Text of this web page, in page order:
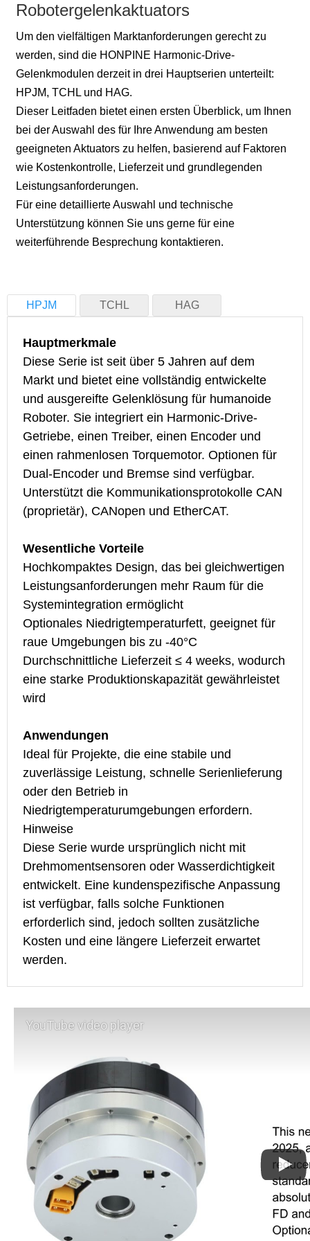
Robotergelenkaktuators
Um den vielfältigen Marktanforderungen gerecht zu
werden, sind die HONPINE Harmonic-Drive-
Gelenkmodulen derzeit in drei Hauptserien unterteilt:
HPJM, TCHL und HAG.
Dieser Leitfaden bietet einen ersten Überblick, um Ihnen
bei der Auswahl des für Ihre Anwendung am besten
geeigneten Aktuators zu helfen, basierend auf Faktoren
wie Kostenkontrolle, Lieferzeit und grundlegenden
Leistungsanforderungen.
Für eine detaillierte Auswahl und technische
Unterstützung können Sie uns gerne für eine
weiterführende Besprechung kontaktieren.
HPJM TCHL HAG
Hauptmerkmale
Diese Serie ist seit über 5 Jahren auf dem
Markt und bietet eine vollständig entwickelte
und ausgereifte Gelenklösung für humanoide
Roboter. Sie integriert ein Harmonic-Drive-
Getriebe, einen Treiber, einen Encoder und
einen rahmenlosen Torquemotor. Optionen für
Dual-Encoder und Bremse sind verfügbar.
Unterstützt die Kommunikationsprotokolle CAN
(proprietär), CANopen und EtherCAT.
Wesentliche Vorteile
Hochkompaktes Design, das bei gleichwertigen
Leistungsanforderungen mehr Raum für die
Systemintegration ermöglicht
Optionales Niedrigtemperaturfett, geeignet für
raue Umgebungen bis zu -40°C
Durchschnittliche Lieferzeit ≤ 4 weeks, wodurch
eine starke Produktionskapazität gewährleistet
wird
Anwendungen
Ideal für Projekte, die eine stabile und
zuverlässige Leistung, schnelle Serienlieferung
oder den Betrieb in
Niedrigtemperaturumgebungen erfordern.
Hinweise
Diese Serie wurde ursprünglich nicht mit
Drehmomentsensoren oder Wasserdichtigkeit
entwickelt. Eine kundenspezifische Anpassung
ist verfügbar, falls solche Funktionen
erforderlich sind, jedoch sollten zusätzliche
Kosten und eine längere Lieferzeit erwartet
werden.
Diese neue Serie, die Ende 2025 auf den Markt
kommen soll, verwendet ein selbst entwickeltes
Harmonic-Drive-Getriebe und ermöglicht dadurch
eine bessere Kostenkontrolle. Standardmäßig ist
sie mit Dual-Encodern (Single-Turn-Absolutwert,
23-bit Auflösung) ausgestattet und unterstützt die
Kommunikationsprotokolle CAN FD und
EtherCAT. Zu den optionalen Funktionen gehören
eine Bremse und ein Drehmomentsensor. Der
integrierte Anschlusskabelbaum unterstützt die
Kaskadierung von Modulen.
Wesentliche Vorteile
Deutlicher Kostenvorteil
Unterstützt Montagekonfigurationen vorne, seitlich
und hinten und bietet hohe strukturelle Flexibilität
Das Kabelbaumdesign erleichtert die einfache
Systemintegration
Ideal für kostenempfindliche Projekte mit hohen
Anforderungen an die Installationsflexibilität.
Hinweise
Derzeit ist nur ein Übersetzungsverhältnis von
101 verfügbar. Das vollständige Spektrum an
Übersetzungsverhältnissen soll im Juni 2026
eingeführt werden. Die aktuelle Lieferzeit beträgt
etwa 6 weeks.
Diese neue Serie, die 2026 eingeführt wurde, ist
mit der STO (Safe Torque Off)-Funktion
ausgestattet, um spezifische
Sicherheitsanforderungen zu erfüllen. Sie
verwendet Harmonic-Drive-Getriebe von
führenden inländischen Marken und gewährleistet
dadurch eine hohe Produktzuverlässigkeit.
Unterstützt die Kommunikationsprotokolle
CANopen und EtherCAT, mit optionaler Bremse
und Drehmomentsensor.
Wesentliche Vorteile
Erfüllt höhere Sicherheitsstandards
Hervorragende Leistung und zuverlässige Qualität
der Kern-Getriebekomponenten
Anwendungen
Ideal für Projekte mit klaren
Sicherheitsanforderungen oder bei denen die
Zuverlässigkeit des Getriebes oberste Priorität
Hinweise
Als neu eingeführte Serie wird die
Produktionskapazität noch hochgefahren. Die
aktuelle Lieferzeit beträgt etwa 8–10 weeks.
YouTube video player